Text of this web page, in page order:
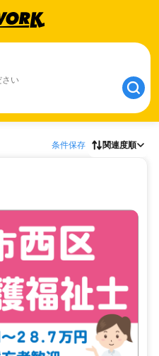
さい
条件保存 関連度順